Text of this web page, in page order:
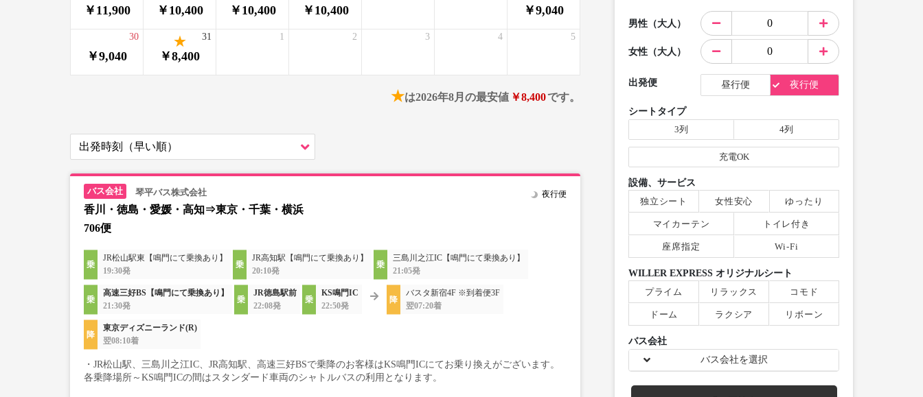
￥11,900 ￥10,400 ￥10,400 ￥10,400 ￥9,040
￥9,040
30
￥8,400
31 1 2 3 4 5
★は2026年8月の最安値 ￥8,400です。
琴平バス株式会社
香川・徳島・愛媛・高知⇒東京・千葉・横浜
706便
夜行便
JR松山駅東【鳴門にて乗換あり】
19:30発
JR高知駅【鳴門にて乗換あり】
20:10発
三島川之江IC【鳴門にて乗換あり】
21:05発
高速三好BS【鳴門にて乗換あり】
21:30発
JR徳島駅前
22:08発
KS鳴門IC
22:50発
バスタ新宿4F ※到着便3F
翌07:20着
東京ディズニーランド(R)
翌08:10着
・JR松山駅、三島川之江IC、JR高知駅、高速三好BSで乗降のお客様はKS鳴門ICにてお乗り換えがございます。
各乗降場所～KS鳴門ICの間はスタンダード車両のシャトルバスの利用となります。
男性（大人）
女性（大人）
出発便 昼行便 夜行便
シートタイプ
3列
4列
充電OK
設備、サービス
独立シート
女性安心 ゆったり
マイカーテン トイレ付き
座席指定 Wi-Fi
WILLER EXPRESS オリジナルシート
プライム
リラックス コモド
ドーム ラクシア リボーン
バス会社
バス会社を選択